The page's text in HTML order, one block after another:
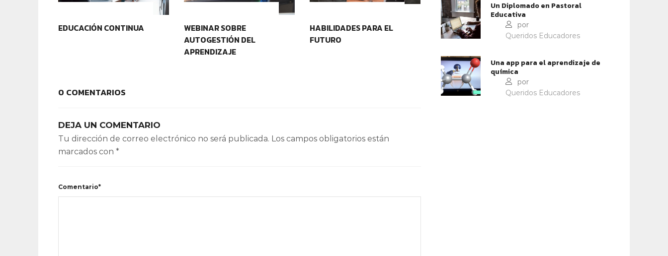
EDUCACIÓN CONTINUA
WEBINAR SOBRE
AUTOGESTIÓN DEL
APRENDIZAJE
HABILIDADES PARA EL
FUTURO
METODOLOGÍAS
CURIOSIDAD Y APRENDIZAJE
CONTEXTOS EDUCATIVOS
0 COMENTARIOS
DEJA UN COMENTARIO
Tu dirección de correo electrónico no será publicada. Los campos obligatorios están
marcados con *
Comentario*
Un Diplomado en Pastoral
Educativa
por
Queridos Educadores
Una app para el aprendizaje de
química
por
Queridos Educadores